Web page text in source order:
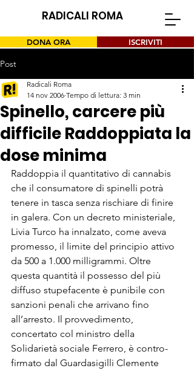
RADICALI ROMA
DONA ORA ISCRIVITI
Post
Spinello, carcere più
difficile Raddoppiata la
dose minima
Radicali Roma
14 nov 2006 Tempo di lettura: 3 min
Raddoppia il quantitati­vo di cannabis
che il consumatore di spinelli potrà
tenere in tasca senza ri­schiare di finire
in galera. Con un de­creto ministeriale,
Livia Turco ha in­nalzato, come aveva
promesso, il limi­te del principio attivo
da 500 a 1.000 milligrammi. Oltre
questa quantità il possesso del più
diffuso stupefacen­te è punibile con
sanzioni penali che arrivano fino
all’arresto. Il provvedi­mento,
concertato col ministro della
Solidarietà sociale Ferrero, è contro­
firmato dal Guardasigilli Clemente